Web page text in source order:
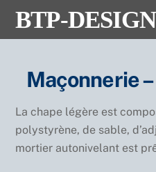
BTP-DESIGN
Maçonnerie
La chape légère est
polystyrène, de sable,
mortier autonivelant est